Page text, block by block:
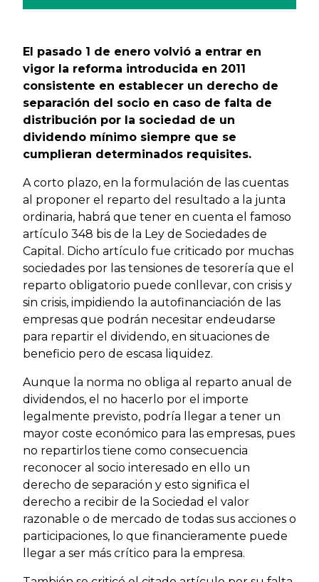
El pasado 1 de enero volvió a entrar en
vigor la reforma introducida en 2011
consistente en establecer un derecho de
separación del socio en caso de falta de
distribución por la sociedad de un
dividendo mínimo siempre que se
cumplieran determinados requisites.
A corto plazo, en la formulación de las cuentas
al proponer el reparto del resultado a la junta
ordinaria, habrá que tener en cuenta el famoso
artículo 348 bis de la Ley de Sociedades de
Capital. Dicho artículo fue criticado por muchas
sociedades por las tensiones de tesorería que el
reparto obligatorio puede conllevar, con crisis y
sin crisis, impidiendo la autofinanciación de las
empresas que podrán necesitar endeudarse
para repartir el dividendo, en situaciones de
beneficio pero de escasa liquidez.
Aunque la norma no obliga al reparto anual de
dividendos, el no hacerlo por el importe
legalmente previsto, podría llegar a tener un
mayor coste económico para las empresas, pues
no repartirlos tiene como consecuencia
reconocer al socio interesado en ello un
derecho de separación y esto significa el
derecho a recibir de la Sociedad el valor
razonable o de mercado de todas sus acciones o
participaciones, lo que financieramente puede
llegar a ser más crítico para la empresa.